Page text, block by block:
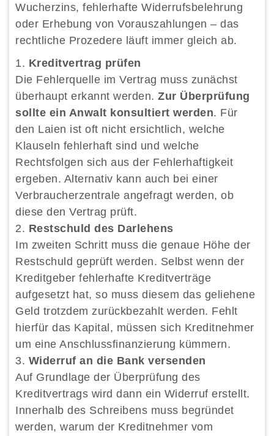
Wucherzins, fehlerhafte Widerrufsbelehrung
oder Erhebung von Vorauszahlungen – das
rechtliche Prozedere läuft immer gleich ab.
Kreditvertrag prüfen
Die Fehlerquelle im Vertrag muss zunächst
überhaupt erkannt werden. Zur Überprüfung
sollte ein Anwalt konsultiert werden. Für
den Laien ist oft nicht ersichtlich, welche
Klauseln fehlerhaft sind und welche
Rechtsfolgen sich aus der Fehlerhaftigkeit
ergeben. Alternativ kann auch bei einer
Verbraucherzentrale angefragt werden, ob
diese den Vertrag prüft.
Restschuld des Darlehens
Im zweiten Schritt muss die genaue Höhe der
Restschuld geprüft werden. Selbst wenn der
Kreditgeber fehlerhafte Kreditverträge
aufgesetzt hat, so muss diesem das geliehene
Geld trotzdem zurückbezahlt werden. Fehlt
hierfür das Kapital, müssen sich Kreditnehmer
um eine Anschlussfinanzierung kümmern.
Widerruf an die Bank versenden
Auf Grundlage der Überprüfung des
Kreditvertrags wird dann ein Widerruf erstellt.
Innerhalb des Schreibens muss begründet
werden, warum der Kreditnehmer vom